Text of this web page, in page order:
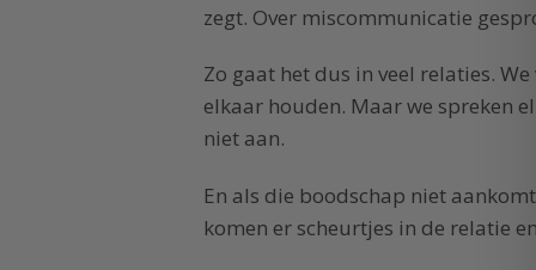
zegt. Over miscommunicatie
Zo gaat het dus in veel relaties.
elkaar houden. Maar we spreken
niet aan.
En als die boodschap niet
komen er scheurtjes in de relatie